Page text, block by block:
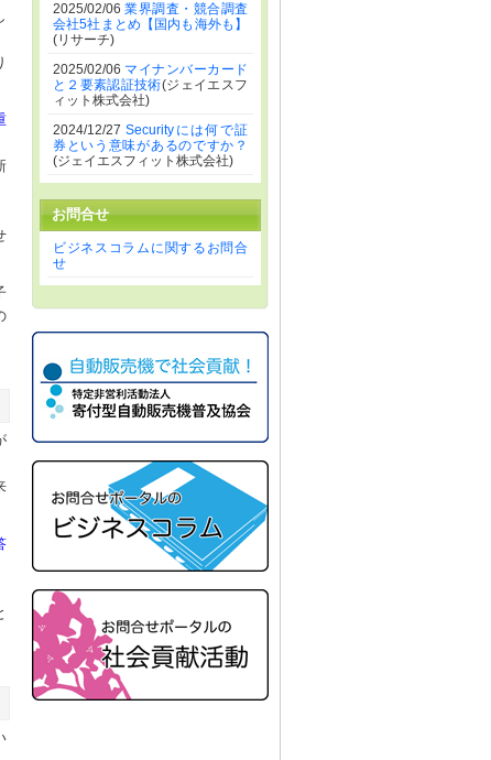
2025/02/06業界調査・競合調査
会社5社まとめ【国内も海外も】
(リサーチ)
2025/02/06 マイナンバーカード
と２要素認証技術(ジェイエスフ
ィット株式会社)
2024/12/27Securityには何で証
券という意味があるのですか？
(ジェイエスフィット株式会社)
お問合せ
ビジネスコラムに関するお問合
せ